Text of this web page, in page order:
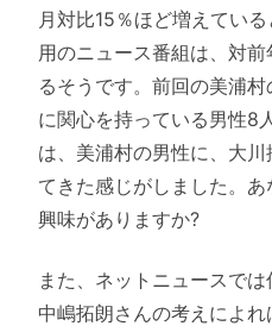
月対比15％ほど増えてい
用のニュース番組は、対
るそうです。前回の美浦
に関心を持っている男性8
は、美浦村の男性に、大
てきた感じがしました。
興味がありますか?
また、ネットニュースで
中嶋拓朗さんの考えによ